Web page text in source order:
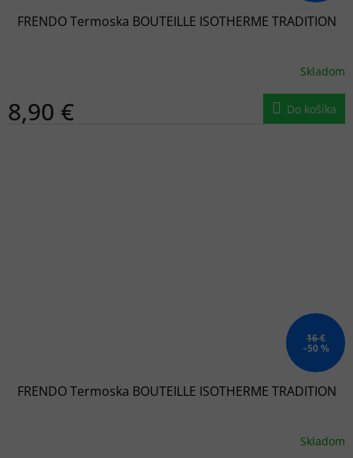
FRENDO Termoska BOUTEILLE ISOTHERME TRADITION
Skladom
8,90 € Do košíka
16 €
–50 %
FRENDO Termoska BOUTEILLE ISOTHERME TRADITION
Skladom